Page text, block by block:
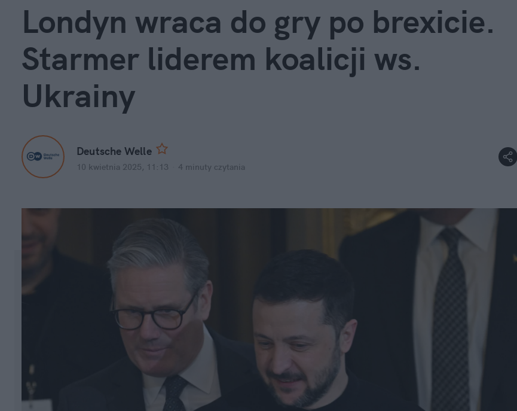
Londyn wraca do gry po brexicie.
Starmer liderem koalicji ws.
Ukrainy
Deutsche Welle
10 kwietnia 2025, 11:13 4 minuty czytania